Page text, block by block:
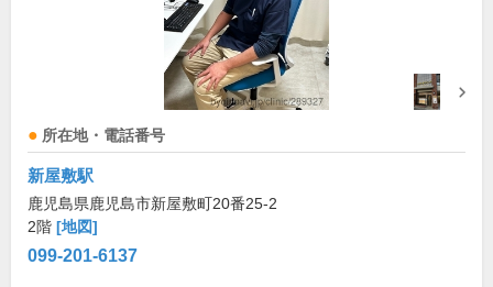
所在地・電話番号
新屋敷駅
鹿児島県鹿児島市新屋敷町20番25-2
2階 [地図]
099-201-6137